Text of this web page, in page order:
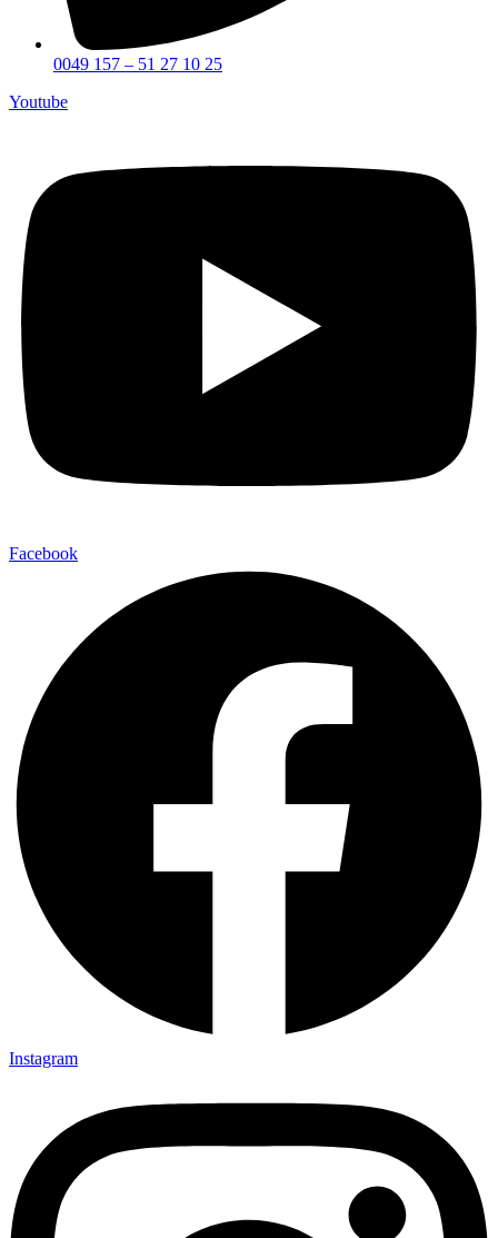
0049 157 – 51 27 10 25
Youtube
Facebook
Instagram